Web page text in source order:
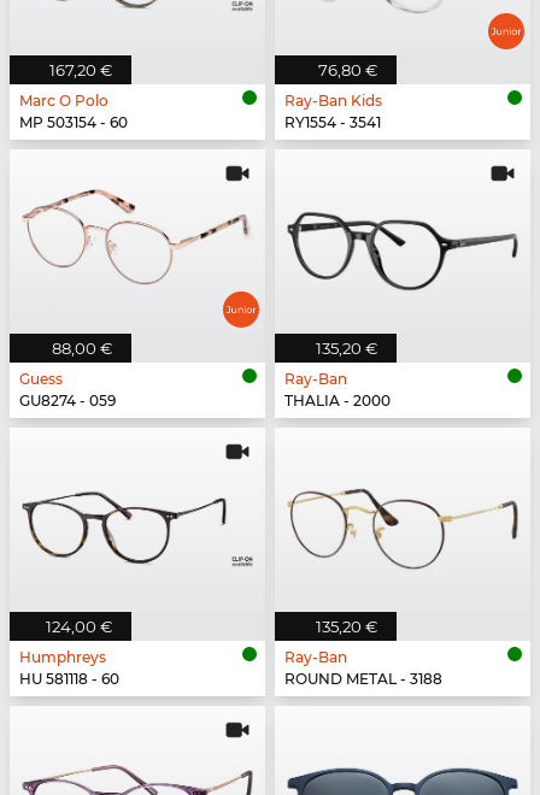
167,20 €
Marc O Polo
MP 503154 - 60
76,80 €
Ray-Ban Kids
RY1554 - 3541
88,00 €
Guess
GU8274 - 059
135,20 €
Ray-Ban
THALIA - 2000
124,00 €
Humphreys
HU 581118 - 60
135,20 €
Ray-Ban
ROUND METAL - 3188